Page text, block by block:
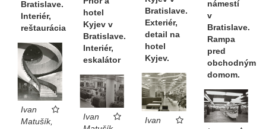
námestí
v
Bratislave.
Rampa
pred
obchodným
domom.
Bratislave.
Exteriér,
detail na
hotel
Kyjev.
Bratislave.
Interiér,
reštaurácia
hotel
Kyjev v
Bratislave.
Interiér,
eskalátor
Ivan
Matušík,
Ivan
Ivan